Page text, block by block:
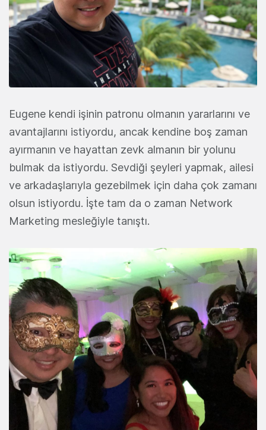
Eugene kendi işinin patronu olmanın yararlarını ve
avantajlarını istiyordu, ancak kendine boş zaman
ayırmanın ve hayattan zevk almanın bir yolunu
bulmak da istiyordu. Sevdiği şeyleri yapmak, ailesi
ve arkadaşlarıyla gezebilmek için daha çok zamanı
olsun istiyordu. İşte tam da o zaman Network
Marketing mesleğiyle tanıştı.